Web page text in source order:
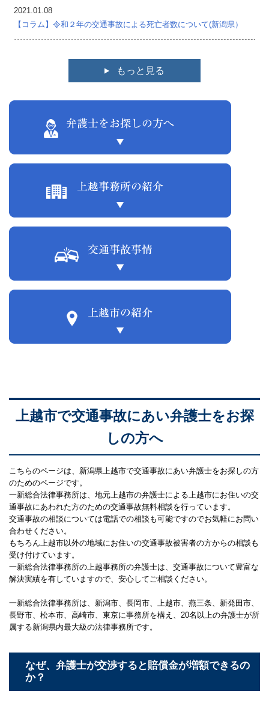
2021.01.08
【コラム】令和２年の交通事故による死亡者数について(新潟県）
もっと見る
上越市で交通事故にあい弁護士をお探
しの方へ
こちらのページは、新潟県上越市で交通事故にあい弁護士をお探しの方
のためのページです。
一新総合法律事務所は、地元上越市の弁護士による上越市にお住いの交
通事故にあわれた方のための交通事故無料相談を行っています。
交通事故の相談については電話での相談も可能ですのでお気軽にお問い
合わせください。
もちろん上越市以外の地域にお住いの交通事故被害者の方からの相談も
受け付けています。
一新総合法律事務所の上越事務所の弁護士は、交通事故について豊富な
解決実績を有していますので、安心してご相談ください。
一新総合法律事務所は、新潟市、長岡市、上越市、燕三条、新発田市、
長野市、松本市、高崎市、東京に事務所を構え、20名以上の弁護士が所
属する新潟県内最大級の法律事務所です。
なぜ、弁護士が交渉すると賠償金が増額できるの
か？